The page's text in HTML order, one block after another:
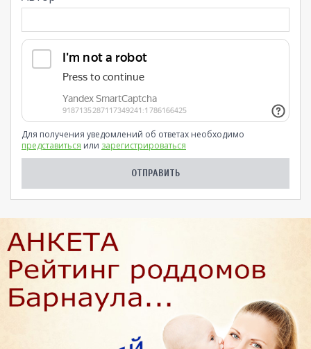
Для получения уведомлений об ответах необходимо
представиться или зарегистрироваться